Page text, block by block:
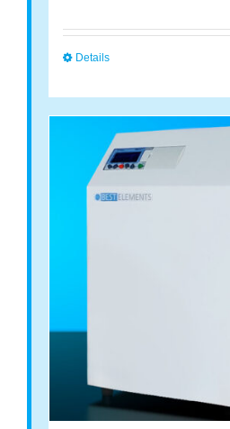
Details
product
multiple
variants.
on
product
page